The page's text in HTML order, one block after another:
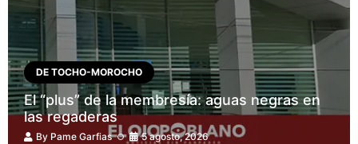
DE TOCHO-MOROCHO
El “plus” de la membresía: aguas negras en
las regaderas
By Pame Garfias 5 agosto, 2026